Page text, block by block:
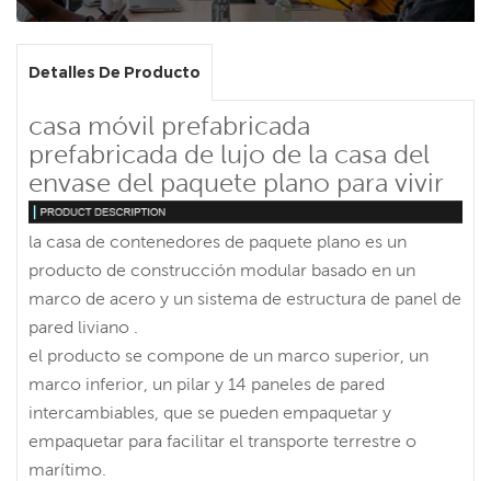
Detalles De Producto
casa móvil prefabricada
prefabricada de lujo de la casa del
envase del paquete plano para vivir
la casa de contenedores de paquete plano es un
producto de construcción modular basado en un
marco de acero y un sistema de estructura de panel de
pared liviano .
el producto se compone de un marco superior, un
marco inferior, un pilar y 14 paneles de pared
intercambiables, que se pueden empaquetar y
empaquetar para facilitar el transporte terrestre o
marítimo.